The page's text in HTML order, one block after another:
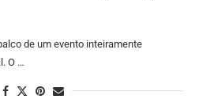
de um evento inteiramente
O …